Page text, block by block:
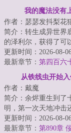
我的魔法没有
作者：瑟瑟发抖梨花
简介：转生成异世界
的泽利尔，获得了可
天赋技能的外挂。升
可从以下天赋技...
更新时间：2026-08-
最新章节： 第四百六
从铁线虫开始入
作者：戴魔
简介：余烬重生到了
明，第一次天地冲击
万妖没有彻底复苏，
底携百鬼登陆，...
更新时间：2026-08-
最新章节： 第890章